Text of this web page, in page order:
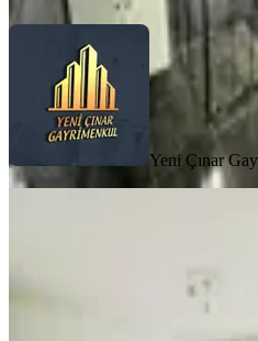
Yeni Çınar
Mamak,